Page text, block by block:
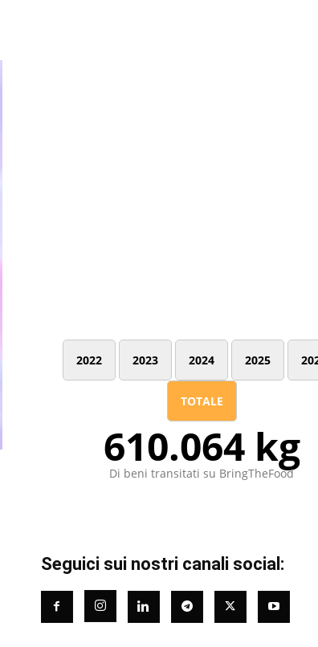
2022 2023 2024 2025
TOTALE
610.064 kg
Di beni transitati su BringTheFood
Seguici sui nostri canali social: